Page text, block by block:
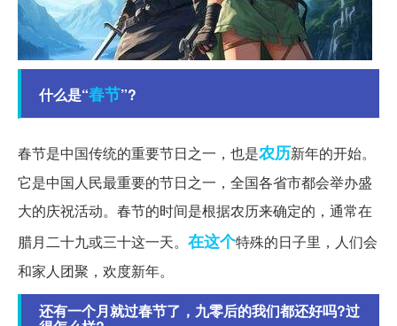
什么是“春节”?
春节是中国传统的重要节日之一，也是农历新年的开始。
它是中国人民最重要的节日之一，全国各省市都会举办盛
大的庆祝活动。春节的时间是根据农历来确定的，通常在
腊月二十九或三十这一天。 在这个特殊的日子里，人们会
和家人团聚，欢度新年。
还有一个月就过春节了，九零后的我们都还好吗?过